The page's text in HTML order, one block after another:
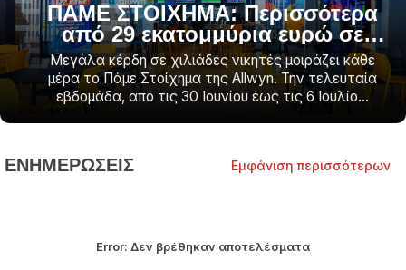
ΠΑΜΕ ΣΤΟΙΧΗΜΑ: Περισσότερα
από 29 εκατομμύρια ευρώ σε
κέρδη μοίρασε την προηγούμενη
εβδομάδα
Μεγάλα κέρδη σε χιλιάδες νικητές μοιράζει κάθε
μέρα το Πάμε Στοίχημα της Αllwyn. Την τελευταία
εβδομάδα, από τις 30 Ιουνίου έως τις 6 Ιουλίο...
ΕΝΗΜΕΡΩΣΕΙΣ Εμφάνιση περισσότερων
Error: Δεν βρέθηκαν αποτελέσματα